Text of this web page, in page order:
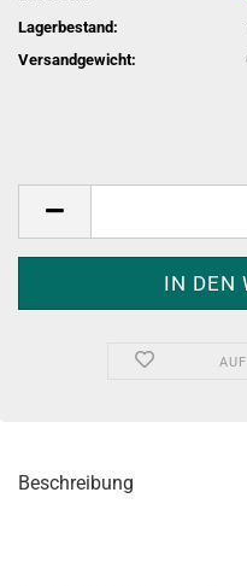
Lagerbestand:
Versandgewicht:
Beschreibung